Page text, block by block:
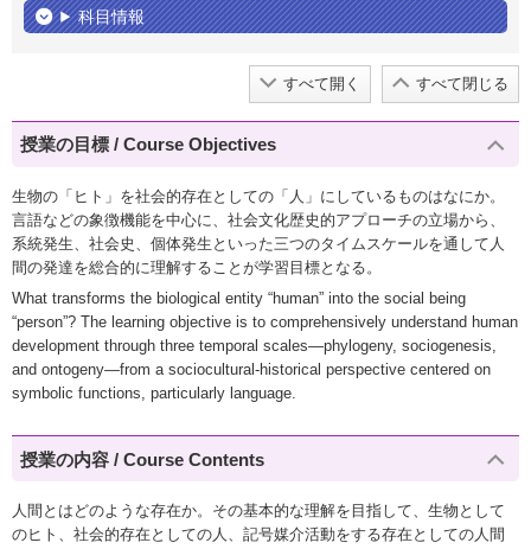
科目情報
すべて開く すべて閉じる
授業の目標 / Course Objectives
生物の「ヒト」を社会的存在としての「人」にしているものはなにか。
言語などの象徴機能を中心に、社会文化歴史的アプローチの立場から、
系統発生、社会史、個体発生といった三つのタイムスケールを通して人
間の発達を総合的に理解することが学習目標となる。
What transforms the biological entity “human” into the social being
“person”? The learning objective is to comprehensively understand human
development through three temporal scales—phylogeny, sociogenesis,
and ontogeny—from a sociocultural-historical perspective centered on
symbolic functions, particularly language.
授業の内容 / Course Contents
人間とはどのような存在か。その基本的な理解を目指して、生物として
のヒト、社会的存在としての人、記号媒介活動をする存在としての人間